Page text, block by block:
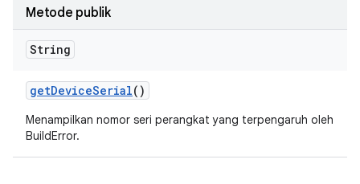
Metode publik
String
getDeviceSerial()
Menampilkan nomor seri perangkat yang terpengaruh oleh
BuildError.